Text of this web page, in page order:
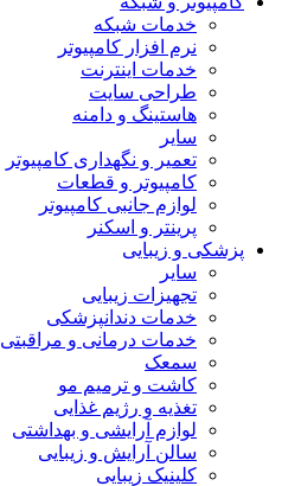
خدمات شبکه
نرم افزار کامپیوتر
خدمات اینترنت
طراحی سایت
هاستینگ و دامنه
سایر
تعمیر و نگهداری کامپیوتر
کامپیوتر و قطعات
لوازم جانبی کامپیوتر
پرینتر و اسکنر
پزشکی و زیبایی
سایر
تجهیزات زیبایی
خدمات دندانپزشکی
خدمات درمانی و مراقبتی
سمعک
کاشت و ترمیم مو
تغذیه و رژیم غذایی
لوازم آرایشی و بهداشتی
سالن آرایش و زیبایی
کلینیک زیبایی